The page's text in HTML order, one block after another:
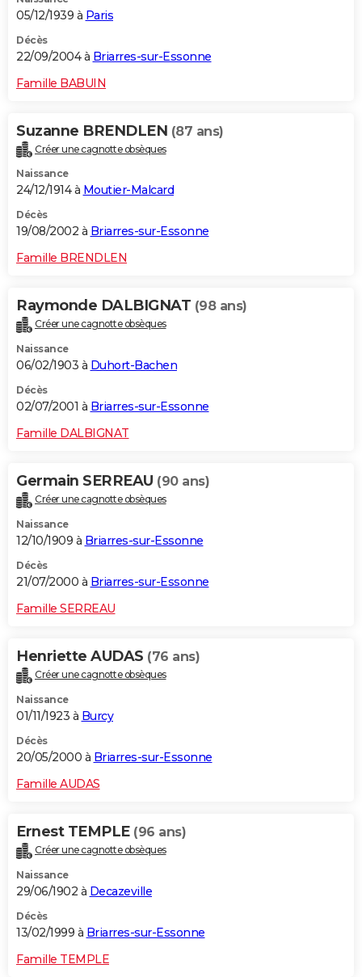
05/12/1939 à Paris
Décès
22/09/2004 à Briarres-sur-Essonne
Famille BABUIN
Suzanne BRENDLEN (87 ans)
Créer une cagnotte obsèques
Naissance
24/12/1914 à Moutier-Malcard
Décès
19/08/2002 à Briarres-sur-Essonne
Famille BRENDLEN
Raymonde DALBIGNAT (98 ans)
Créer une cagnotte obsèques
Naissance
06/02/1903 à Duhort-Bachen
Décès
02/07/2001 à Briarres-sur-Essonne
Famille DALBIGNAT
Germain SERREAU (90 ans)
Créer une cagnotte obsèques
Naissance
12/10/1909 à Briarres-sur-Essonne
Décès
21/07/2000 à Briarres-sur-Essonne
Famille SERREAU
Henriette AUDAS (76 ans)
Créer une cagnotte obsèques
Naissance
01/11/1923 à Burcy
Décès
20/05/2000 à Briarres-sur-Essonne
Famille AUDAS
Ernest TEMPLE (96 ans)
Créer une cagnotte obsèques
Naissance
29/06/1902 à Decazeville
Décès
13/02/1999 à Briarres-sur-Essonne
Famille TEMPLE